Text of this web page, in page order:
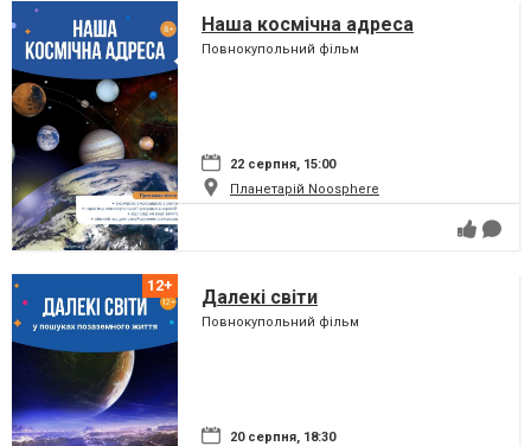
Наша космічна адреса
Повнокупольний фільм
22 серпня, 15:00
Планетарій Noosphere
Далекі світи
Повнокупольний фільм
20 серпня, 18:30